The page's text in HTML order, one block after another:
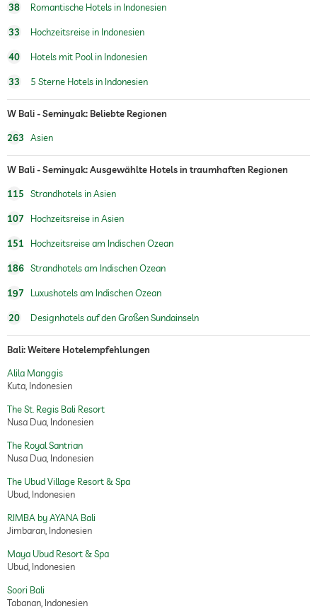
Treatments
Gesichtsbehandlung
Pediküre
Peelings
Packungen
38 Romantische Hotels in Indonesien
33 Hochzeitsreise in Indonesien
40 Hotels mit Pool in Indonesien
33 5 Sterne Hotels in Indonesien
W Bali - Seminyak: Beliebte Regionen
263 Asien
W Bali - Seminyak: Ausgewählte Hotels in traumhaften Regionen
115 Strandhotels in Asien
107 Hochzeitsreise in Asien
151 Hochzeitsreise am Indischen Ozean
186 Strandhotels am Indischen Ozean
197 Luxushotels am Indischen Ozean
20 Designhotels auf den Großen Sundainseln
Bali: Weitere Hotelempfehlungen
Alila Manggis
Kuta, Indonesien
The St. Regis Bali Resort
Nusa Dua, Indonesien
The Royal Santrian
Nusa Dua, Indonesien
The Ubud Village Resort & Spa
Ubud, Indonesien
RIMBA by AYANA Bali
Jimbaran, Indonesien
Maya Ubud Resort & Spa
Ubud, Indonesien
Soori Bali
Tabanan, Indonesien